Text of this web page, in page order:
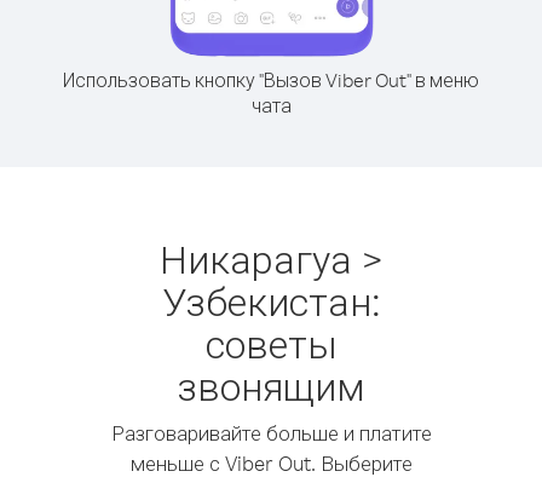
Использовать кнопку "Вызов Viber Out" в меню
чата
Никарагуа >
Узбекистан:
советы
звонящим
Разговаривайте больше и платите
меньше с Viber Out. Выберите